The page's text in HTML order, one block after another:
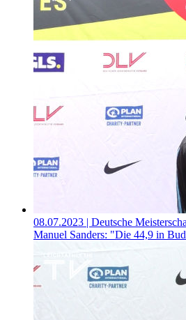
08.07.2023 | Deutsche
Manuel Sanders: "Die 44,9 in